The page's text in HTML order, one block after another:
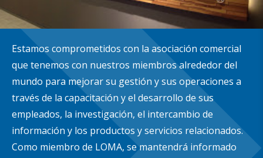
Estamos comprometidos con la asociación comercial
que tenemos con nuestros miembros alrededor del
mundo para mejorar su gestión y sus operaciones a
través de la capacitación y el desarrollo de sus
empleados, la investigación, el intercambio de
información y los productos y servicios relacionados.
Como miembro de LOMA, se mantendrá informado